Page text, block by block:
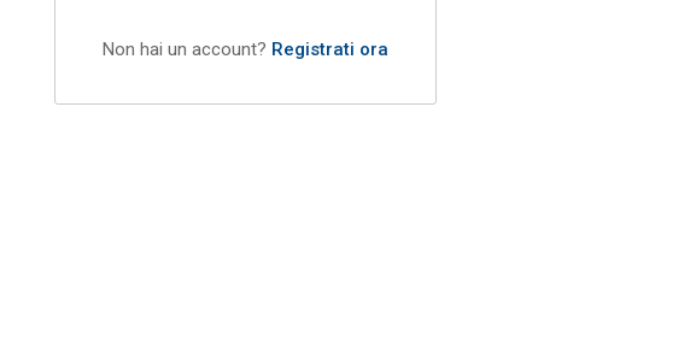
Non hai un account? Registrati ora